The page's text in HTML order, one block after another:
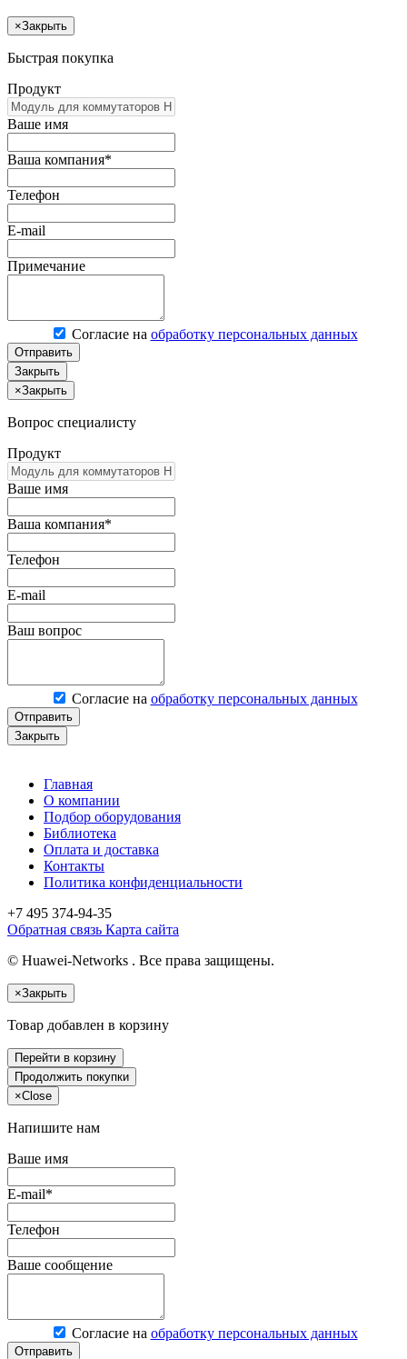
×Закрыть
Быстрая покупка
Продукт
Ваше имя
Ваша компания*
Телефон
E-mail
Примечание
Согласие на обработку персональных данных
Отправить
Закрыть
×Закрыть
Вопрос специалисту
Продукт
Ваше имя
Ваша компания*
Телефон
E-mail
Ваш вопрос
Согласие на обработку персональных данных
Отправить
Закрыть
Главная
О компании
Подбор оборудования
Библиотека
Оплата и доставка
Контакты
Политика конфиденциальности
+7 495 374-94-35
Обратная связь Карта сайта
© Huawei-Networks . Все права защищены.
×Закрыть
Товар добавлен в корзину
Перейти в корзину
Продолжить покупки
×Close
Напишите нам
Ваше имя
E-mail*
Телефон
Ваше сообщение
Согласие на обработку персональных данных
Отправить